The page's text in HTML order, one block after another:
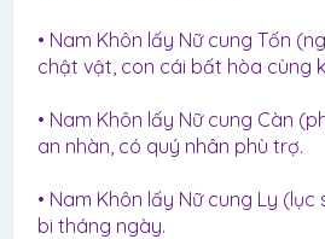
• Nam Khôn lấy Nữ cung Tốn
chật vật, con cái bất hòa cùng
• Nam Khôn lấy Nữ cung Càn
an nhàn, có quý nhân phù trợ.
• Nam Khôn lấy Nữ cung Ly
bi tháng ngày.